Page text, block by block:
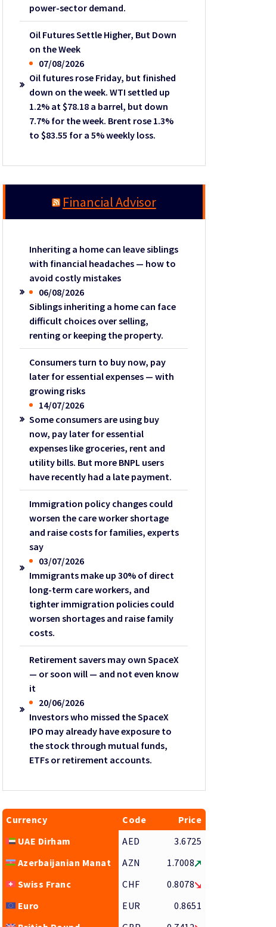
power-sector demand.
Oil Futures Settle Higher, But Down
on the Week
07/08/2026
Oil futures rose Friday, but finished
down on the week. WTI settled up
1.2% at $78.18 a barrel, but down
7.7% for the week. Brent rose 1.3%
to $83.55 for a 5% weekly loss.
Financial Advisor
Inheriting a home can leave siblings
with financial headaches — how to
avoid costly mistakes
06/08/2026
Siblings inheriting a home can face
difficult choices over selling,
renting or keeping the property.
Consumers turn to buy now, pay
later for essential expenses — with
growing risks
14/07/2026
Some consumers are using buy
now, pay later for essential
expenses like groceries, rent and
utility bills. But more BNPL users
have recently had a late payment.
Immigration policy changes could
worsen the care worker shortage
and raise costs for families, experts
say
03/07/2026
Immigrants make up 30% of direct
long-term care workers, and
tighter immigration policies could
worsen shortages and raise family
costs.
Retirement savers may own SpaceX
— or soon will — and not even know
it
20/06/2026
Investors who missed the SpaceX
IPO may already have exposure to
the stock through mutual funds,
ETFs or retirement accounts.
Currency Code
Price
UAE Dirham
AED
3.6725
Azerbaijanian Manat
AZN
1.7008
Swiss Franc
CHF
0.8078
Euro
EUR
0.8651